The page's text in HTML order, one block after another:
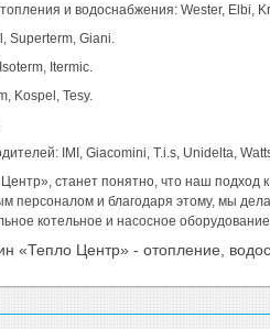
и водоснабжения: Wester, Elbi,
Superterm, Giani.
Itermic.
Kospel, Tesy.
IMI, Giacomini, T.i.s, Unidelta,
станет понятно, что наш
персоналом и благодаря этому, мы
котельное и насосное
«Тепло Центр» - отопление,